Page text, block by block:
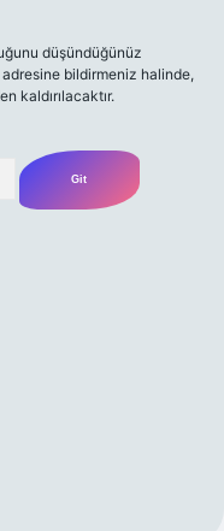
düşündüğünüz
adresine bildirmeniz halinde,
kaldırılacaktır.